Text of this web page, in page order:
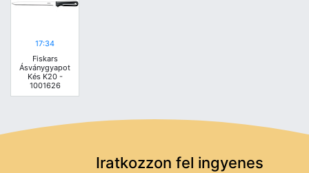
17:34
Fiskars
Ásványgyapot
Kés K20 -
1001626
Iratkozzon fel ingyenes